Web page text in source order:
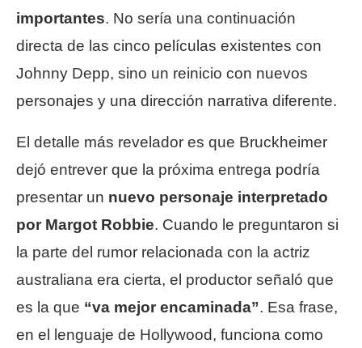
importantes. No sería una continuación
directa de las cinco películas existentes con
Johnny Depp, sino un reinicio con nuevos
personajes y una dirección narrativa diferente.
El detalle más revelador es que Bruckheimer
dejó entrever que la próxima entrega podría
presentar un nuevo personaje interpretado
por Margot Robbie. Cuando le preguntaron si
la parte del rumor relacionada con la actriz
australiana era cierta, el productor señaló que
es la que “va mejor encaminada”. Esa frase,
en el lenguaje de Hollywood, funciona como